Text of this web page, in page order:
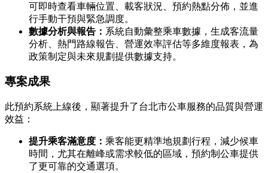
可即時查看車輛位置、載客狀況、預約熱點分佈，並進
行手動干預與緊急調度。
數據分析與報告： 系統自動彙整乘車數據，生成客流量
分析、熱門路線報告、營運效率評估等多維度報表，為
政策制定與未來規劃提供數據支持。
專案成果
此預約系統上線後，顯著提升了台北市公車服務的品質與營運
效益：
提升乘客滿意度： 乘客能更精準地規劃行程，減少候車
時間，尤其在離峰或需求較低的區域，預約制公車提供
了更可靠的交通選項。